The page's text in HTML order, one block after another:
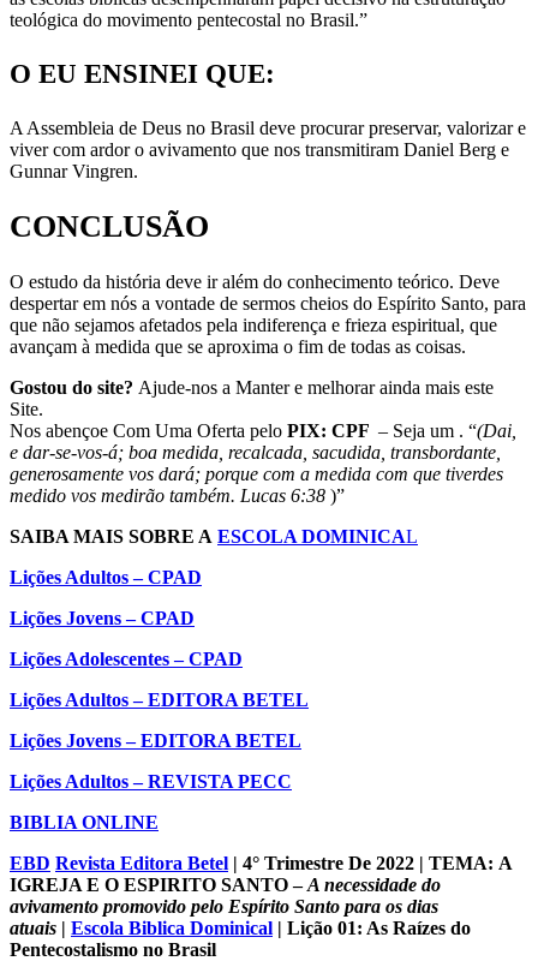
teológica do movimento pentecostal no Brasil.”
O EU ENSINEI QUE:
A Assembleia de Deus no Brasil deve procurar preservar, valorizar e
viver com ardor o avivamento que nos transmitiram Daniel Berg e
Gunnar Vingren.
CONCLUSÃO
O estudo da história deve ir além do conhecimento teórico. Deve
des­pertar em nós a vontade de sermos cheios do Espírito Santo, para
que não sejamos afetados pela indiferença e frieza espiritual, que
avançam à medida que se aproxima o fim de todas as coisas.
Gostou do site? Ajude-nos a Manter e melhorar ainda mais este
Site.
Nos abençoe Com Uma Oferta pelo PIX: CPF – Seja um . “(Dai,
e dar-se-vos-á; boa medida, recalcada, sacudida, transbordante,
generosamente vos dará; porque com a medida com que tiverdes
medido vos medirão também. Lucas 6:38 )”
SAIBA MAIS SOBRE A ESCOLA DOMINICAL
Lições Adultos – CPAD
Lições Jovens – CPAD
Lições Adolescentes – CPAD
Lições Adultos – EDITORA BETEL
Lições Jovens – EDITORA BETEL
Lições Adultos – REVISTA PECC
BIBLIA ONLINE
EBD Revista Editora Betel | 4° Trimestre De 2022 | TEMA: A
IGREJA E O ESPIRITO SANTO –A necessidade do
avivamento promovido pelo Espírito Santo para os dias
atuais | Escola Biblica Dominical | Lição 01: As Raízes do
Pentecostalismo no Brasil